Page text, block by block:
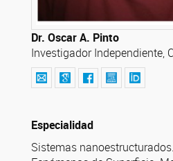
Dr. Oscar A. Pinto
Investigador Independiente,
Especialidad
Sistemas